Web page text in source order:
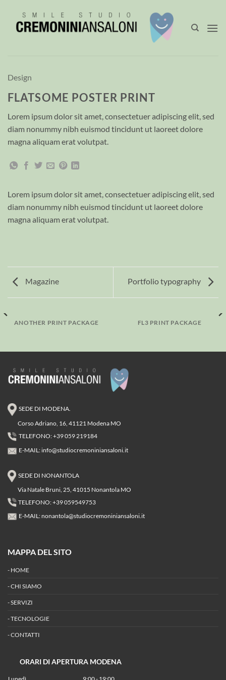
contenuti
Design
FLATSOME POSTER PRINT
Lorem ipsum dolor sit amet, consectetuer adipiscing elit, sed
diam nonummy nibh euismod tincidunt ut laoreet dolore
magna aliquam erat volutpat.
Lorem ipsum dolor sit amet, consectetuer adipiscing elit, sed
diam nonummy nibh euismod tincidunt ut laoreet dolore
magna aliquam erat volutpat.
Magazine Portfolio typography
ANOTHER PRINT PACKAGE FL3 PRINT PACKAGE
SEDE DI MODENA.
Corso Adriano, 16, 41121 Modena MO
TELEFONO: +39 059 219184
E-MAIL: info@studiocremoniniansaloni.it
SEDE DI NONANTOLA
Via Natale Bruni, 25, 41015 Nonantola MO
TELEFONO: +39 059549753
E-MAIL:nonantola@studiocremoniniansaloni.it
MAPPA DEL SITO
- HOME
-CHI SIAMO
-SERVIZI
-TECNOLOGIE
-CONTATTI
ORARI DI APERTURA MODENA